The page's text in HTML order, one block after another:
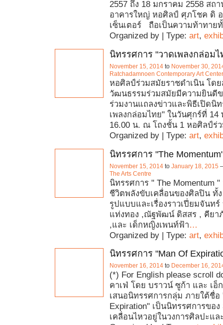
2557 ถึง 18 มกราคม 2558 สถ
อาคารใหญ่ หอศิลป์ ศุภโชค ดิ
เซ็นเตอร์ ถือเป็นความท้าทาย
Organized by | Type: art,
นิทรรศการ "วาดเพลงกล่อมไ
November 15, 2014 to November 30,
Ratchadamnoen Contemporary Art Center
หอศิลป์ร่วมสมัยราชดำเนิน โด
วัฒนธรรมร่วมสมัยมีความยินดี
ร่วมงานแถลงข่าวและพิธีเปิดนิ
เพลงกล่อมไทย" ในวันศุกร์ที่ 14
16.00 น. ณ โถงชั้น 1 หอศิลป์ร่
Organized by | Type: art,
นิทรรศการ "The
November 15, 2014 to January 18, 2015
The Arts Centre
นิทรรศการ " The Momentum
ชีวิตพลังขับเคลื่อนของศิลปิน ทั้
รูปแบบและเรื่องราวเปี่ยมจันท
แท่งทอง ,ณัฐพัฒน์ ดิสสร , คียา
,และ เด็กหญิงเพนท์ฟ้า…
Organized by | Type: art,
นิทรรศการ "Man Of
November 16, 2014 to December 16,
(*) For English please scroll
คาเฟ่ โดย บราวน์ ซูก้า และ เอ็
เสนอนิทรรศการกลุ่ม ภายใต้ชื่อ
Expiration" เป็นนิทรรศการขอ
เคลื่อนไหวอยู่ในวงการศิลปะแล